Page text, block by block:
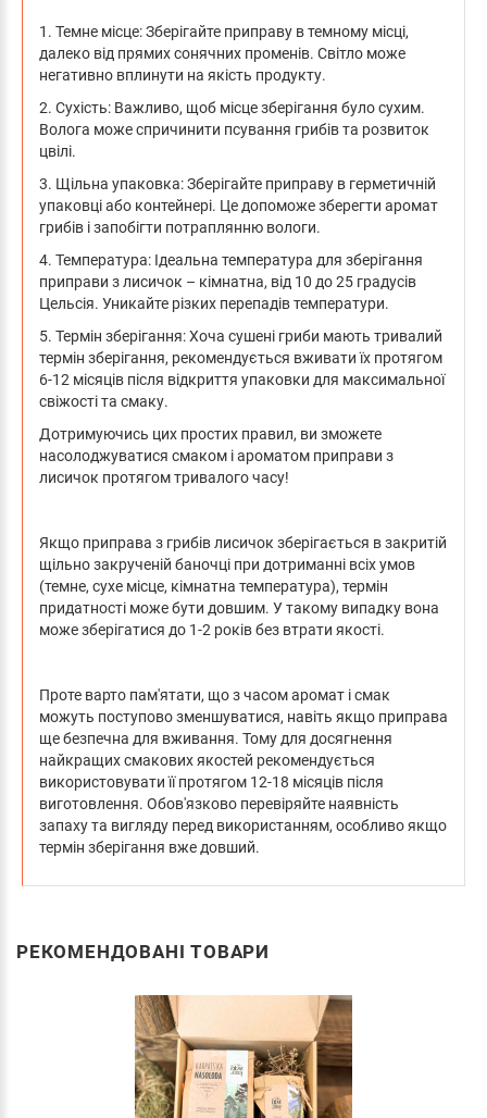
1. Темне місце: Зберігайте приправу в темному місці,
далеко від прямих сонячних променів. Світло може
негативно вплинути на якість продукту.
2. Сухість: Важливо, щоб місце зберігання було сухим.
Волога може спричинити псування грибів та розвиток
цвілі.
3. Щільна упаковка: Зберігайте приправу в герметичній
упаковці або контейнері. Це допоможе зберегти аромат
грибів і запобігти потраплянню вологи.
4. Температура: Ідеальна температура для зберігання
приправи з лисичок – кімнатна, від 10 до 25 градусів
Цельсія. Уникайте різких перепадів температури.
5. Термін зберігання: Хоча сушені гриби мають тривалий
термін зберігання, рекомендується вживати їх протягом
6-12 місяців після відкриття упаковки для максимальної
свіжості та смаку.
Дотримуючись цих простих правил, ви зможете
насолоджуватися смаком і ароматом приправи з
лисичок протягом тривалого часу!
Якщо приправа з грибів лисичок зберігається в закритій
щільно закрученій баночці при дотриманні всіх умов
(темне, сухе місце, кімнатна температура), термін
придатності може бути довшим. У такому випадку вона
може зберігатися до 1-2 років без втрати якості.
Проте варто пам'ятати, що з часом аромат і смак
можуть поступово зменшуватися, навіть якщо приправа
ще безпечна для вживання. Тому для досягнення
найкращих смакових якостей рекомендується
використовувати її протягом 12-18 місяців після
виготовлення. Обов'язково перевіряйте наявність
запаху та вигляду перед використанням, особливо якщо
термін зберігання вже довший.
РЕКОМЕНДОВАНІ ТОВАРИ